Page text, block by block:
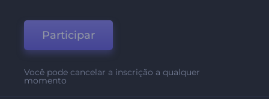
Participar
Você pode cancelar a inscrição a qualquer
momento